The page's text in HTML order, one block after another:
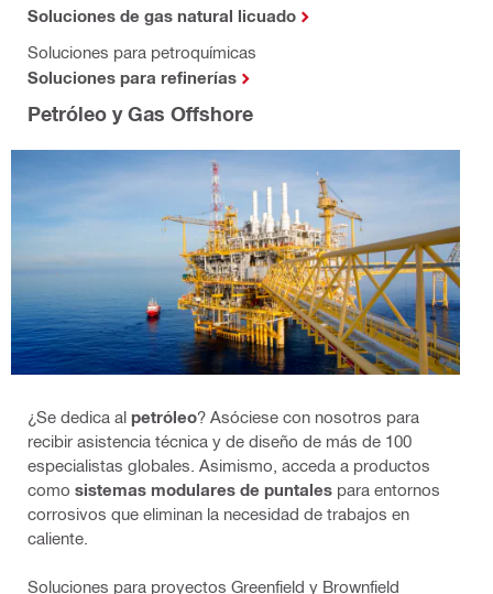
Soluciones de gas natural licuado
Soluciones para petroquímicas
Soluciones para refinerías
Petróleo y Gas Offshore
¿Se dedica al petróleo? Asóciese con nosotros para
recibir asistencia técnica y de diseño de más de 100
especialistas globales. Asimismo, acceda a productos
como sistemas modulares de puntales para entornos
corrosivos que eliminan la necesidad de trabajos en
caliente.
Soluciones para proyectos Greenfield y Brownfield